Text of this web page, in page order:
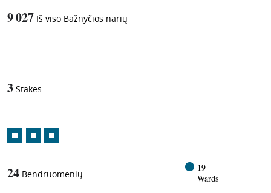
9 027 Iš viso Bažnyčios narių
3 Stakes
24 Bendruomenių
19
Wards